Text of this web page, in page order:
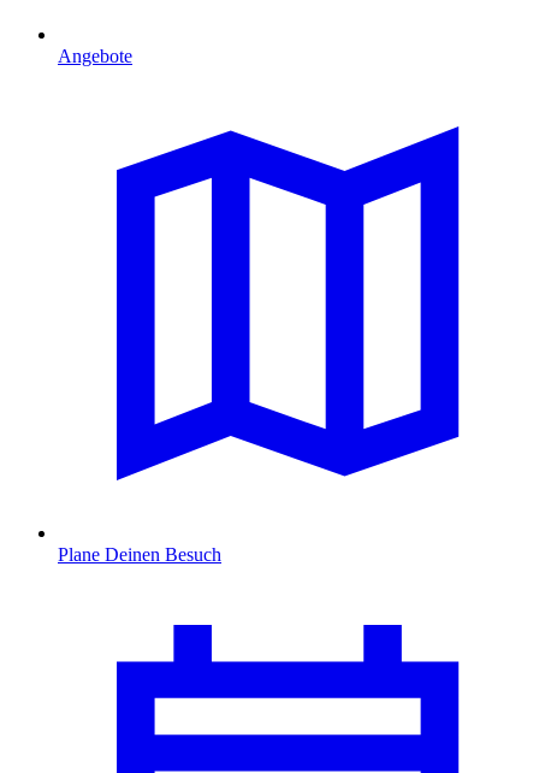
Angebote
Plane Deinen Besuch